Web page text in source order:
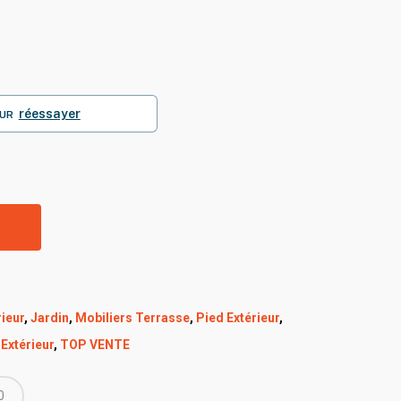
Le
est :
120,00€.
réessayer
, Jardin, Mobiliers Terrasse, Pied Extérieur,
, TOP VENTE